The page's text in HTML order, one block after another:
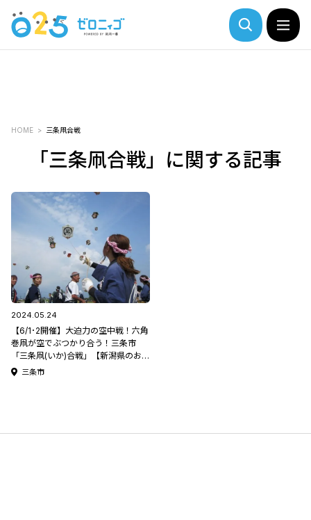
HOME 三条凧合戦
「三条凧合戦」に関する記事
2024.05.24
【6/1･2開催】大迫力の空中戦！六角
巻凧が空でぶつかり合う！三条市
「三条凧(いか)合戦」【新潟県のお祭
り･夏祭り特集2024】
三条市